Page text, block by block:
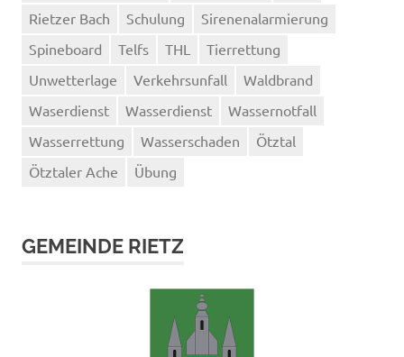
Rietzer Bach
Schulung
Sirenenalarmierung
Spineboard
Telfs THL
Tierrettung
Unwetterlage
Verkehrsunfall
Waldbrand
Waserdienst
Wasserdienst
Wassernotfall
Wasserrettung
Wasserschaden
Ötztal
Ötztaler Ache
Übung
GEMEINDE RIETZ